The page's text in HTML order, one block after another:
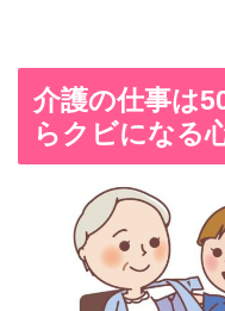
介護の仕事は
らクビになる